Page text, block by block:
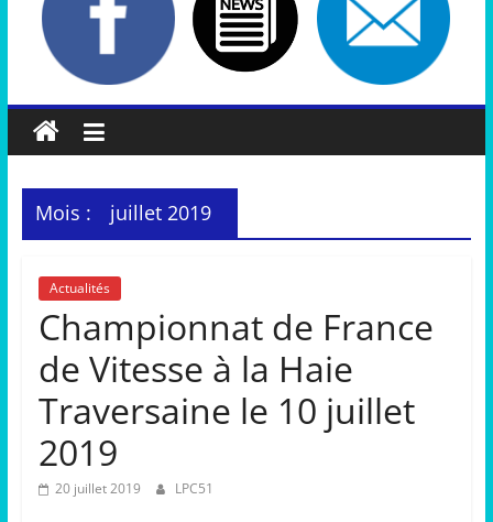
Mois : juillet 2019
Actualités
Championnat de France
de Vitesse à la Haie
Traversaine le 10 juillet
2019
20 juillet 2019 LPC51